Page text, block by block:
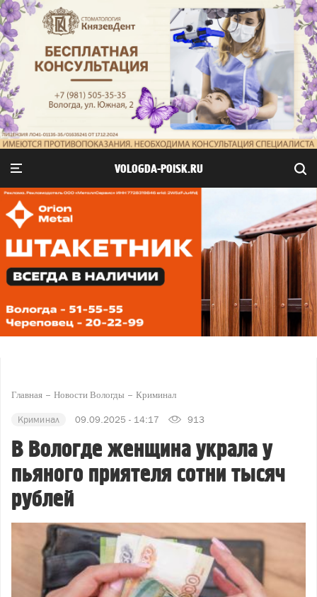
VOLOGDA-POISK.RU
Главная Новости Вологды Криминал
Криминал 09.09.2025 - 14:17 913
В Вологде женщина украла у
пьяного приятеля сотни тысяч
рублей